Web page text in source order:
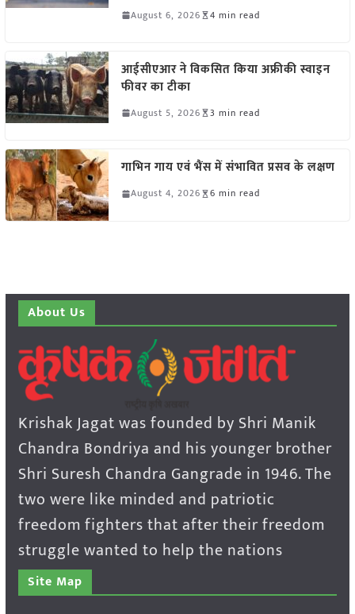
August 6, 2026 4 min read
आईसीएआर ने विकसित किया अफ्रीकी स्वाइन
फीवर का टीका
August 5, 2026 3 min read
गाभिन गाय एवं भैंस में संभावित प्रसव के लक्षण
August 4, 2026 6 min read
About Us
Krishak Jagat was founded by Shri Manik
Chandra Bondriya and his younger brother
Shri Suresh Chandra Gangrade in 1946. The
two were like minded and patriotic
freedom fighters that after their freedom
struggle wanted to help the nations
Site Map